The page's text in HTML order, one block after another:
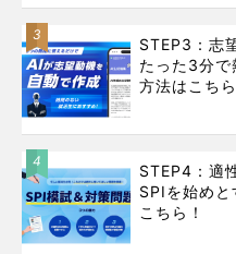
3
STEP3：志
たった3分で
方法はこちら
4
STEP4：適
SPIを始めと
こちら！